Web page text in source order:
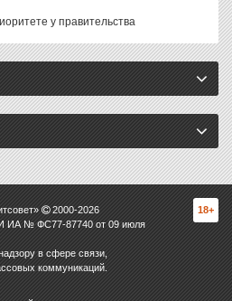
у правительства
2000-2026
ИА № ФС77-87740 от 09 июля
в сфере связи,
коммуникаций.
18+